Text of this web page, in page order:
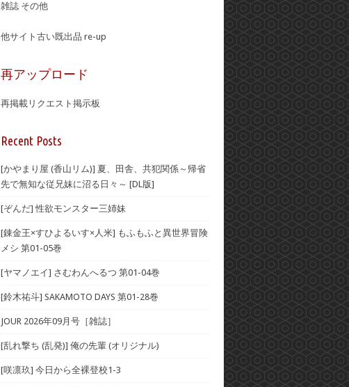
雑誌 その他
他サイト古い既出品 re-up
再アップロード
再掲載リクエスト掲示板
Recent Posts
[かやまり屋 (香山リム)] 夏、田舎、共犯関係～帰省
先で無知な従兄妹に沼る日々～ [DL版]
[ぞんだ] 性欲モンスター三姉妹
[錬金王×すひよるいす×人米] もふもふと異世界冒険
メシ 第01-05巻
[ヤマノエイ] さむわんへるつ 第01-04巻
[鈴木祐斗] SAKAMOTO DAYS 第01-28巻
JOUR 2026年09月号［雑誌］
[乱れ撃ち (乱発)] 俺の先輩 (オリジナル)
[咲凛玖] 今日から全裸登校1-3